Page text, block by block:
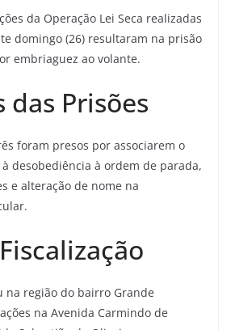
da Operação Lei Seca realizadas
domingo (26) resultaram na prisão
embriaguez ao volante.
das Prisões
foram presos por associarem o
desobediência à ordem de parada,
e alteração de nome na
na região do bairro Grande
na Avenida Carmindo de